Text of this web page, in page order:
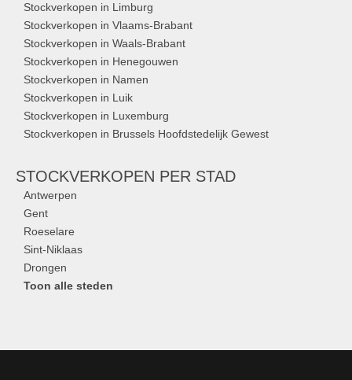
Stockverkopen in Limburg
Stockverkopen in Vlaams-Brabant
Stockverkopen in Waals-Brabant
Stockverkopen in Henegouwen
Stockverkopen in Namen
Stockverkopen in Luik
Stockverkopen in Luxemburg
Stockverkopen in Brussels Hoofdstedelijk Gewest
STOCKVERKOPEN PER STAD
Antwerpen
Gent
Roeselare
Sint-Niklaas
Drongen
Toon alle steden